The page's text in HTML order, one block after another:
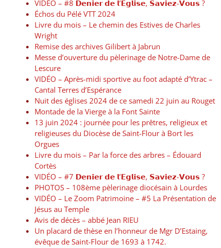
VIDÉO – #8 𝗗𝗲𝗻𝗶𝗲𝗿 𝗱𝗲 𝗹’𝗘𝗴𝗹𝗶𝘀𝗲, 𝗦𝗮𝘃𝗶𝗲𝘇-𝗩𝗼𝘂𝘀 ?
Échos du Pélé VTT 2024
Livre du mois – Le chemin des Estives de Charles
Wright
Remise des archives Gilibert à Jabrun
Messe d’ouverture du pèlerinage de Notre-Dame de
Lescure
VIDÉO – Après-midi sportive au foot adapté d’Ytrac –
Cantal Terres d’Espérance
Nuit des églises 2024 de ce samedi 22 juin au Rouget
Montade de la Vierge à la Font Sainte
13 juin 2024 : journée pour les prêtres, religieux et
religieuses du Diocèse de Saint-Flour à Bort les
Orgues
Livre du mois – Par la force des arbres – Édouard
Cortès
VIDÉO – #7 𝗗𝗲𝗻𝗶𝗲𝗿 𝗱𝗲 𝗹’𝗘𝗴𝗹𝗶𝘀𝗲, 𝗦𝗮𝘃𝗶𝗲𝘇-𝗩𝗼𝘂𝘀 ?
PHOTOS – 108ème pèlerinage diocésain à Lourdes
VIDÉO – Le Zoom Patrimoine – #5 La Présentation de
Jésus au Temple
Avis de décès – abbé Jean RIEU
Un placard de thèse en l’honneur de Mgr D’Estaing,
évêque de Saint-Flour de 1693 à 1742.